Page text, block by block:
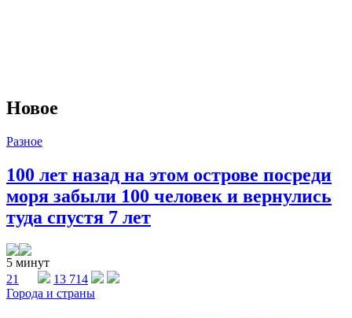
Новое
Разное
100 лет назад на этом острове посреди
моря забыли 100 человек и вернулись
туда спустя 7 лет
5 минут
21
13 714
Города и страны